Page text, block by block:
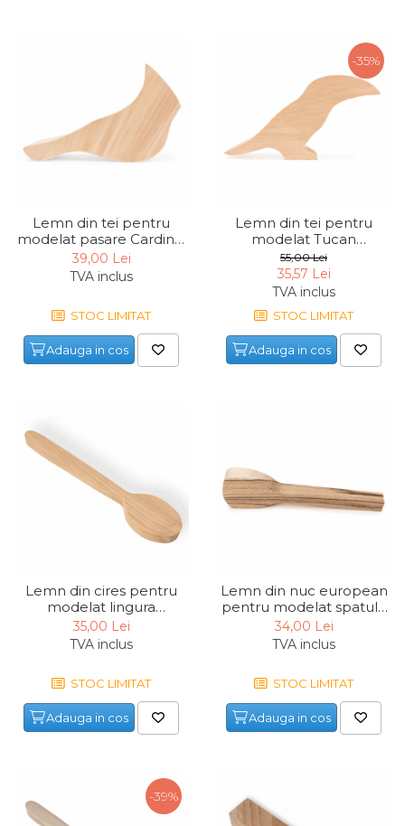
Lemn din tei pentru
modelat pasare Cardinal
BeaverCraft Bird
Cardinal, 145 mm
39,00 Lei
TVA inclus
STOC LIMITAT
Adauga in cos
-35%
Lemn din tei pentru
modelat Tucan
BeaverCraft Bird Toucan,
190 mm
55,00 Lei
35,57 Lei
TVA inclus
STOC LIMITAT
Adauga in cos
Lemn din cires pentru
modelat lingura
BeaverCraft B10 Cherry,
400 mm
35,00 Lei
TVA inclus
STOC LIMITAT
Adauga in cos
Lemn din nuc european
pentru modelat spatula
BeaverCraft B8 Walnut,
265 mm
34,00 Lei
TVA inclus
STOC LIMITAT
Adauga in cos
-39%